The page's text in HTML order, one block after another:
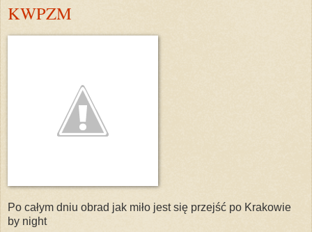
KWPZM
Po całym dniu obrad jak miło jest się przejść po Krakowie
by night